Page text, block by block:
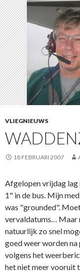
VLIEGNIEUWS
18 FEBRUARI 2007
Afgelopen vrijdag
1" in de bus. Mijn
was "grounded".
vervaldatums… Maar
natuurlijk zo snel
goed weer worden
volgens het
het niet meer vooruit